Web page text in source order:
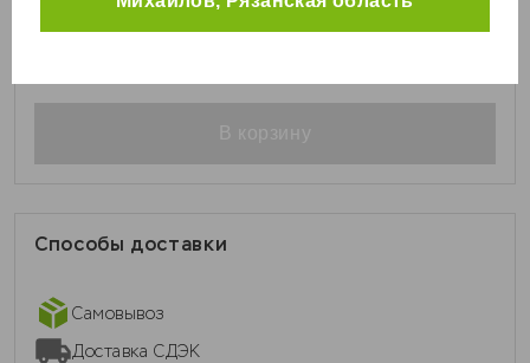
КРС
Способы доставки
Самовывоз
Доставка СДЭК